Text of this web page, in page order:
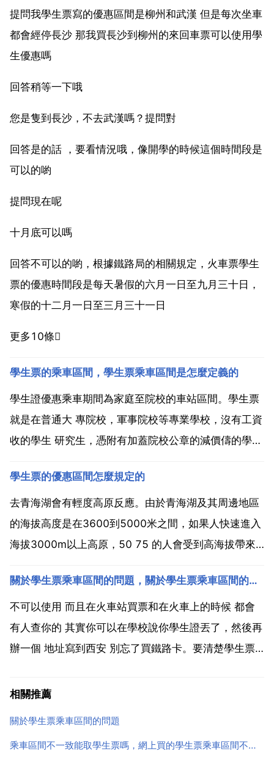
提問我學生票寫的優惠區間是柳州和武漢 但是每次坐車
都會經停長沙 那我買長沙到柳州的來回車票可以使用學
生優惠嗎
回答稍等一下哦
您是隻到長沙，不去武漢嗎？提問對
回答是的話 ，要看情況哦，像開學的時候這個時間段是
可以的喲
提問現在呢
十月底可以嗎
回答不可以的喲，根據鐵路局的相關規定，火車票學生
票的優惠時間段是每天暑假的六月一日至九月三十日，
寒假的十二月一日至三月三十一日
更多10條
學生票的乘車區間，學生票乘車區間是怎麼定義的
學生證優惠乘車期間為家庭至院校的車站區間。學生票
就是在普通大 專院校，軍事院校等專業學校，沒有工資
收的學生 研究生，憑附有加蓋院校公章的減價儔的學生
加快票和空調票。售票點 的帶有 學 字的車票 學生票和
常規票樣的差別就是上面帶 學 字，通常較正常票價...
學生票的優惠區間怎麼規定的
去青海湖會有輕度高原反應。由於青海湖及其周邊地區
的海拔高度是在3600到5000米之間，如果人快速進入
海拔3000m以上高原，50 75 的人會受到高海拔帶來
應。高原反應的意思是人體在遇到陌生高原環境下的一
種正常應激反應，因此不必過於緊張。青海湖旅遊...
關於學生票乘車區間的問題，關於學生票乘車區間的問題？
不可以使用 而且在火車站買票和在火車上的時候 都會
有人查你的 其實你可以在學校說你學生證丟了，然後再
辦一個 地址寫到西安 別忘了買鐵路卡。要清楚學生票
要準確，乘車區間是站到站，而不是兩個城市，如北京
相關推薦
關於學生票乘車區間的問題
乘車區間不一致能取學生票嗎，網上買的學生票乘車區間不對，能取票嗎